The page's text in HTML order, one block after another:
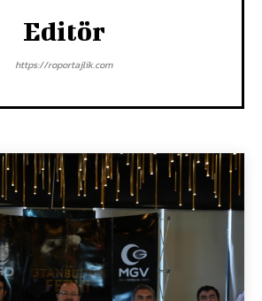
Editör
https://roportajlik.com